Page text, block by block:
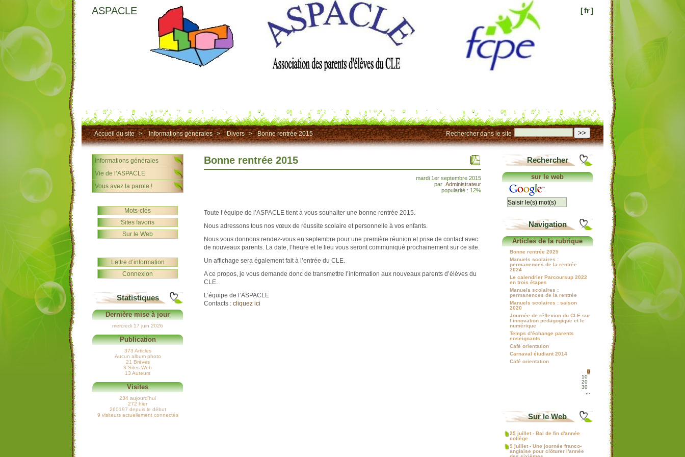
[fr]
ASPACLE
>>
Rechercher dans le site
Accueil du site > Informations générales > Divers > Bonne rentrée 2015
Bonne rentrée 2015
mardi 1er septembre 2015
par Administrateur
popularité : 12%
Toute l’équipe de l’ASPACLE tient à vous souhaiter une bonne rentrée 2015.
Nous adressons tous nos vœux de réussite scolaire et personnelle à vos enfants.
Nous vous donnons rendez-vous en septembre pour une première réunion et prise de contact avec
de nouveaux parents. La date, l’heure et le lieu vous seront communiqué prochainement sur ce site.
Un affichage sera également fait à l’entrée du CLE.
A ce propos, je vous demande donc de transmettre l’information aux nouveaux parents d’élèves du
CLE.
L’équipe de l’ASPACLE
Contacts : cliquez ici
Informations générales
Vie de l’ASPACLE
Vous avez la parole !
Mots-clés
Sites favoris
Sur le Web
Lettre d’information
Connexion
Statistiques
Dernière mise à jour
mercredi 17 juin 2026
Publication
373 Articles
Aucun album photo
21 Brèves
3 Sites Web
13 Auteurs
Visites
234 aujourd’hui
272 hier
260197 depuis le début
9 visiteurs actuellement connectés
Rechercher
sur le web
Navigation
Articles de la rubrique
Bonne rentrée 2025
Manuels scolaires :
permanences de la rentrée
2024
Le calendrier Parcoursup 2022
en trois étapes
Manuels scolaires :
permanences de la rentrée
Manuels scolaires : saison
2020
Journée de réflexion du CLE sur
l’innovation pédagogique et le
numérique
Temps d’échange parents
enseignants
Café orientation
Carnaval étudiant 2014
Café orientation
0
10
20
30
Sur le Web
25 juillet - Bal de fin d'année
collège
9 juillet - Une journée franco-
anglaise pour clôturer l'année